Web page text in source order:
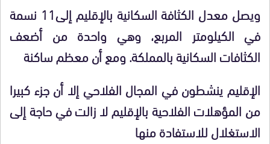
ويصل معدل الكثافة السكانية بالإقليم إلى11 نسمة
في الكيلومتر المربع، وهي واحدة من أضعف
الكثافات السكانية بالمملكة. ومع أن معظم ساكنة
الإقليم ينشطون في المجال الفلاحي إلا أن جزء كبيرا
من المؤهلات الفلاحية بالإقليم لا زالت في حاجة إلى
الاستغلال للاستفادة منها